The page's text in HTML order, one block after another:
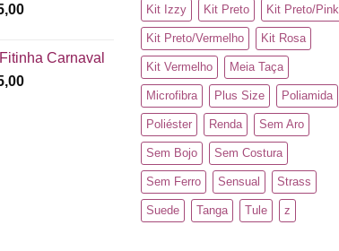
Carnaval
Kit Izzy Kit Preto Kit Preto/Pink
Kit Preto/Vermelho Kit Rosa
Kit Vermelho Meia Taça
Microfibra Plus Size Poliamida
Poliéster Renda Sem Aro
Sem Bojo Sem Costura
Sem Ferro Sensual Strass
Suede Tanga Tule z